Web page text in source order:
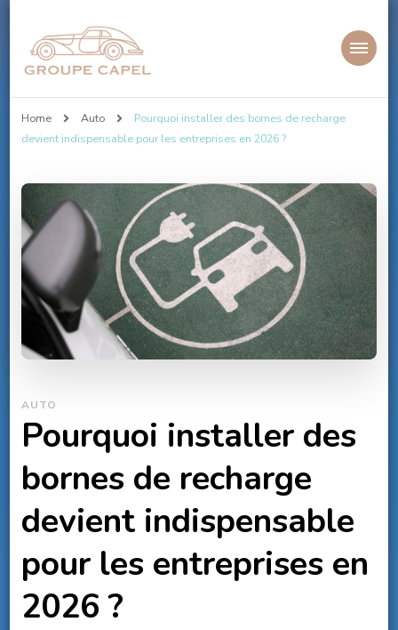
Groupe-capel.com
Home Auto
Pourquoi installer des bornes de recharge
devient indispensable pour les entreprises en 2026 ?
AUTO
Pourquoi installer des
bornes de recharge
devient indispensable
pour les entreprises en
2026 ?